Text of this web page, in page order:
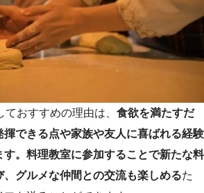
おすすめの理由は、 食欲を満たすだ
揮できる点や家族や友人に喜ばれる経験
す。料理教室に参加することで新たな料
グルメな仲間との交流も楽しめるた